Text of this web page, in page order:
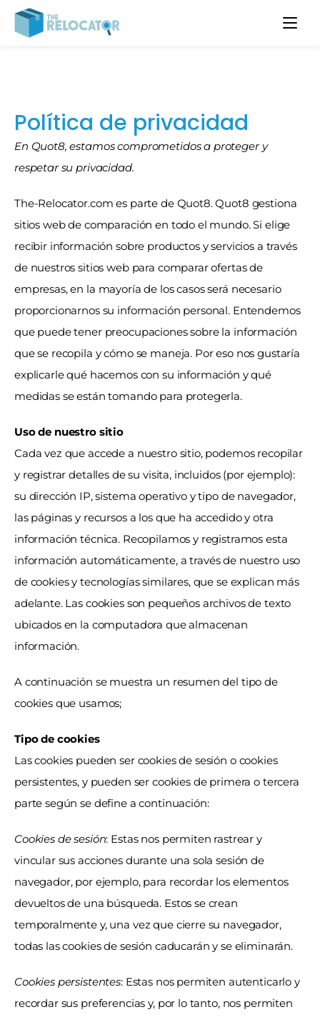
Política de privacidad
En Quot8, estamos comprometidos a proteger y
respetar su privacidad.
The-Relocator.com es parte de Quot8. Quot8 gestiona
sitios web de comparación en todo el mundo. Si elige
recibir información sobre productos y servicios a través
de nuestros sitios web para comparar ofertas de
empresas, en la mayoría de los casos será necesario
proporcionarnos su información personal. Entendemos
que puede tener preocupaciones sobre la información
que se recopila y cómo se maneja. Por eso nos gustaría
explicarle qué hacemos con su información y qué
medidas se están tomando para protegerla.
Uso de nuestro sitio
Cada vez que accede a nuestro sitio, podemos recopilar
y registrar detalles de su visita, incluidos (por ejemplo):
su dirección IP, sistema operativo y tipo de navegador,
las páginas y recursos a los que ha accedido y otra
información técnica. Recopilamos y registramos esta
información automáticamente, a través de nuestro uso
de cookies y tecnologías similares, que se explican más
adelante. Las cookies son pequeños archivos de texto
ubicados en la computadora que almacenan
información.
A continuación se muestra un resumen del tipo de
cookies que usamos;
Tipo de cookies
Las cookies pueden ser cookies de sesión o cookies
persistentes, y pueden ser cookies de primera o tercera
parte según se define a continuación:
Cookies de sesión: Estas nos permiten rastrear y
vincular sus acciones durante una sola sesión de
navegador, por ejemplo, para recordar los elementos
devueltos de una búsqueda. Estos se crean
temporalmente y, una vez que cierre su navegador,
todas las cookies de sesión caducarán y se eliminarán.
Cookies persistentes: Estas nos permiten autenticarlo y
recordar sus preferencias y, por lo tanto, nos permiten